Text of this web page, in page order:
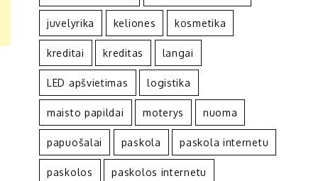
juvelyrika keliones kosmetika
kreditai kreditas langai
LED apšvietimas logistika
maisto papildai moterys nuoma
papuošalai paskola paskola internetu
paskolos paskolos internetu